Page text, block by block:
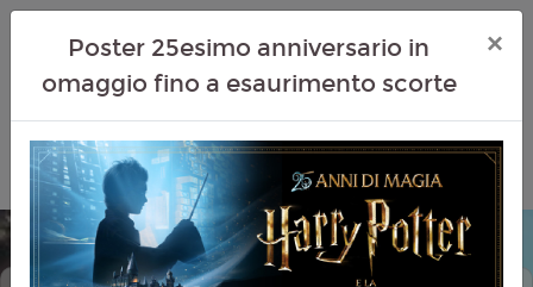
Poster 25esimo anniversario in
omaggio fino a esaurimento scorte
×